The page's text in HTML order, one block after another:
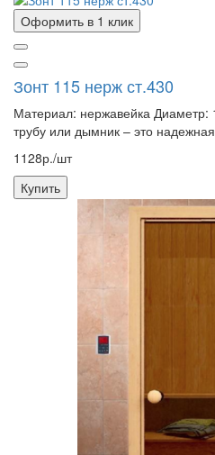
Оформить в 1 клик
Зонт 115 нерж ст.430
Материал: нержавейка
трубу или дымник – это
1128р./шт
Купить